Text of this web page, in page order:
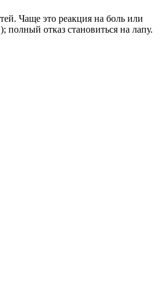
Чаще это реакция на боль или
полный отказ становиться на лапу.